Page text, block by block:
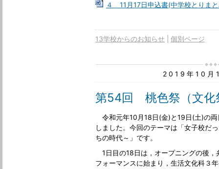
４ 11月17日申込書(中学校とりま
13学校からのお知らせ 個別ページ
2019年10月
第54回 桃色祭（文化
令和元年10月18日(金)と19日(土)の
しました。今回のテーマは「女子校
ちの時代～」です。
1日目の18日は，オープニングの後，
フォーマンスに始まり，生活文化科３